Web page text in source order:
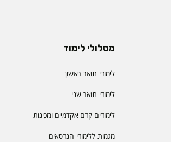
מסלולי לימוד
לימודי תואר ראשון
לימודי תואר שני
לימודים קדם אקדמיים ומכינות
מגמות ללימודי הנדסאים